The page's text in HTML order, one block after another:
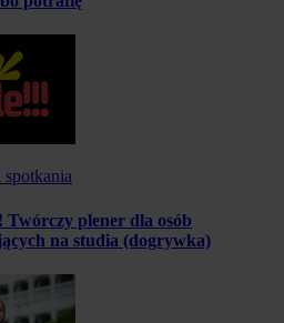
spotkania
Twórczy plener dla osób
na studia (dogrywka)